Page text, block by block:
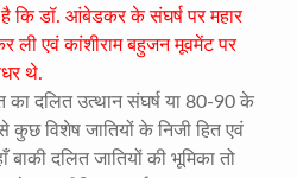
है कि डॉ. आंबेडकर के संघर्ष पर महार
ली एवं कांशीराम बहुजन मूवमेंट पर
थे.
दलित उत्थान संघर्ष या 80-90 के
विशेष जातियों के निजी हित एवं
बाकी दलित जातियों की भूमिका तो